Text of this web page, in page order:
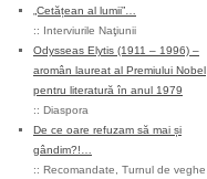
„Cetățean al lumii”…
:: Interviurile Naţiunii
Odysseas Elytis (1911 – 1996) –
aromân laureat al Premiului Nobel
pentru literatură în anul 1979
:: Diaspora
De ce oare refuzam să mai și
gândim?!…
:: Recomandate Turnul de veghe